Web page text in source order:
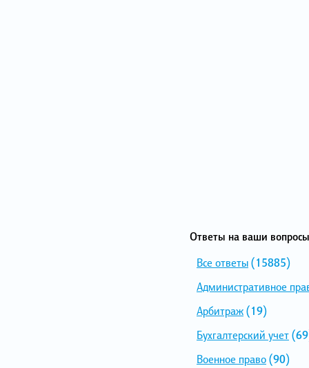
Ответы на ваши
Все ответы(15885)
Административное
Арбитраж(19)
Бухгалтерский учет
Военное право(90)